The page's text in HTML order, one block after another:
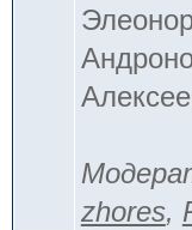
zhores,